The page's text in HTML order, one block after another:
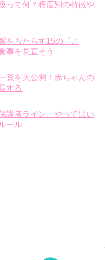
って何？程度別の特徴や
をもたらす15の「こ
事を見直そう
覧を大公開！赤ちゃんの
する
護者ライン、やってはい
ール